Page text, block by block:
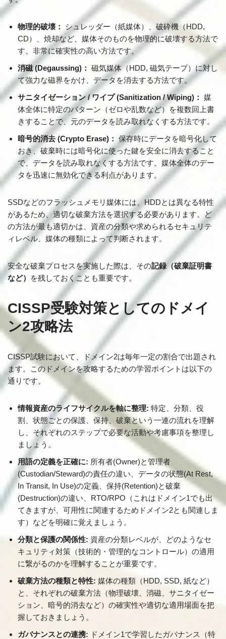
物理的破壊：
シュレッダー（紙媒体）、破砕機（HDD,
CD）、焼却など、媒体そのものを物理的に破壊する方法で
す。非常に確実性の高い方法です。
消磁 (Degaussing)： 磁気媒体（HDD, 磁気テープ）に対し
て強力な磁界をかけ、データを消去する方法です。
サニタイゼーション / ワイプ (Sanitization / Wiping)： 媒
体全体に特定のパターン（ゼロや乱数など）を複数回上書
きすることで、元のデータを読み取れなくする方法です。
暗号的消去 (Crypto Erase)： 保存時にデータを暗号化して
おき、破棄時には暗号化に使った鍵を安全に消去すること
で、データを読み取れなくする方法です。媒体全体のデー
タを迅速に無効化できる利点があります。
SSDなどのフラッシュメモリ媒体には、HDDとは異なる特性
があるため、適切な破棄方法を選択する必要があります。ど
の方法が最も適切かは、資産の分類や求められるセキュリテ
ィレベル、媒体の種類によって判断されます。
安全な破棄プロセスを実施した際は、その記録（破棄証明書
など）
を残しておくことも重要です。
CISSP受験対策としてのドメイ
ン2攻略法
CISSP試験において、ドメイン2は毎年一定の割合で出題され
ます。このドメインを攻略するための学習ポイントは以下の
通りです。
情報資産のライフサイクルを軸に整理: 特定、分類、役
割、状態ごとの保護、保持、破棄という一連の流れを理解
し、それぞれのステップで必要な活動や考慮事項を整理し
ましょう。
用語の定義を正確に: 所有者(Owner)と管理者
(Custodian/Steward)の責任の違い、データの状態(At Rest,
In Transit, In Use)の定義、保持(Retention)と破棄
(Destruction)の違い、RTO/RPO（これはドメイン1でも出
てきますが、可用性に関連するためドメイン2とも関連しま
す）などを明確に覚えましょう。
分類と保護の関係性: 資産の分類レベルが、どのようなセ
キュリティ対策（技術的・管理的なコントロール）の適用
に繋がるのかを理解することが重要です。
破棄方法の種類と特性: 媒体の種類（HDD, SSD, 紙など）
と、それぞれの破棄方法（物理破壊、消磁、サニタイゼー
ション、暗号的消去など）の確実性や適切な適用場面を把
握しておきましょう。
ガバナンスとの連携: ドメイン1で学習したガバナンス（特